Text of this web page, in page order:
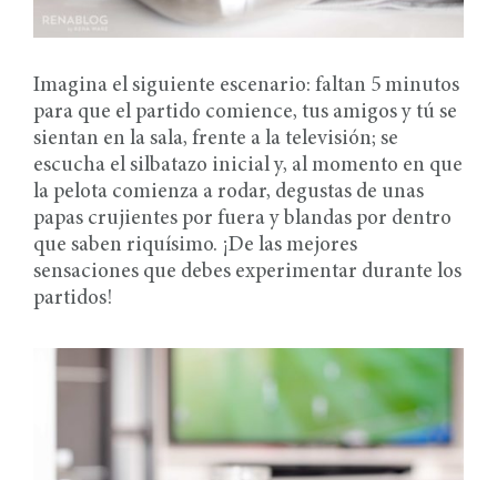
Imagina el siguiente escenario: faltan 5 minutos
para que el partido comience, tus amigos y tú se
sientan en la sala, frente a la televisión; se
escucha el silbatazo inicial y, al momento en que
la pelota comienza a rodar, degustas de unas
papas crujientes por fuera y blandas por dentro
que saben riquísimo. ¡De las mejores
sensaciones que debes experimentar durante los
partidos!